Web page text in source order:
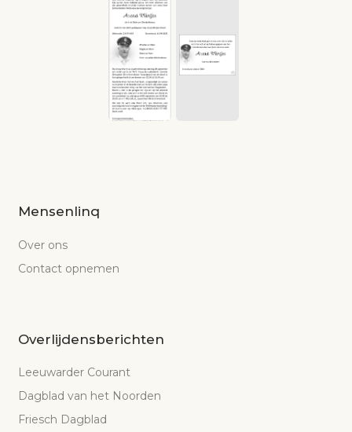
Mensenlinq
Over ons
Contact opnemen
Overlijdensberichten
Leeuwarder Courant
Dagblad van het Noorden
Friesch Dagblad